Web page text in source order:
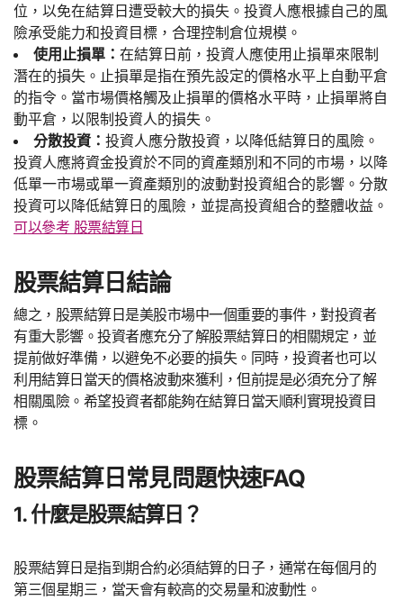
位，以免在結算日遭受較大的損失。投資人應根據自己的風
險承受能力和投資目標，合理控制倉位規模。
使用止損單： 在結算日前，投資人應使用止損單來限制
潛在的損失。止損單是指在預先設定的價格水平上自動平倉
的指令。當市場價格觸及止損單的價格水平時，止損單將自
動平倉，以限制投資人的損失。
分散投資： 投資人應分散投資，以降低結算日的風險。
投資人應將資金投資於不同的資產類別和不同的市場，以降
低單一市場或單一資產類別的波動對投資組合的影響。分散
投資可以降低結算日的風險，並提高投資組合的整體收益。
可以參考 股票結算日
股票結算日結論
總之，股票結算日是美股市場中一個重要的事件，對投資者
有重大影響。投資者應充分了解股票結算日的相關規定，並
提前做好準備，以避免不必要的損失。同時，投資者也可以
利用結算日當天的價格波動來獲利，但前提是必須充分了解
相關風險。希望投資者都能夠在結算日當天順利實現投資目
標。
股票結算日常見問題快速FAQ
1. 什麼是股票結算日？
股票結算日是指到期合約必須結算的日子，通常在每個月的
第三個星期三，當天會有較高的交易量和波動性。